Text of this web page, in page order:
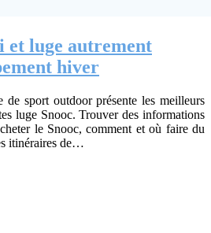
et luge autrement
hiver
de sport outdoor présente les meilleurs
luge Snooc. Trouver des informations
le Snooc, comment et où faire du
itinéraires de…